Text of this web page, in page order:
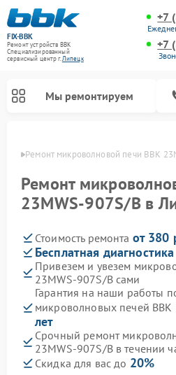
FIX-BBK
Ремонт устройств BBK
Специализированный
cервисный центр г.Липецк
+7
+7
Мы ремонтируем
Ремонт микроволновой печи BBK
Ремонт
23MWS-907S/B в
Стоимость ремонта от 380
Бесплатная диагностика
Привезем и увезем
23MWS-907S/B сами
Гарантия на наши работы
микроволновых печей
лет
Срочный ремонт
23MWS-907S/B в течении
Скидка для вас до 20%